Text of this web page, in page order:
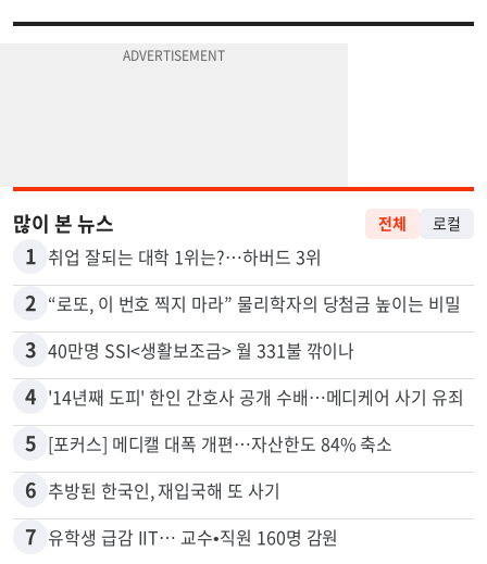
많이 본 뉴스 전체 로컬
1 취업 잘되는 대학 1위는?…하버드 3위
2 “로또, 이 번호 찍지 마라” 물리학자의 당첨금 높이는 비밀
3 40만명 SSI<생활보조금> 월 331불 깎이나
4 '14년째 도피' 한인 간호사 공개 수배…메디케어 사기 유죄
5 [포커스] 메디캘 대폭 개편…자산한도 84% 축소
6 추방된 한국인, 재입국해 또 사기
7 유학생 급감 IIT… 교수•직원 160명 감원